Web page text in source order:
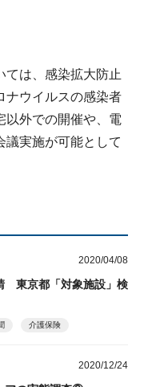
は、感染拡大防止
ナウイルスの感染者
以外での開催や、電
議実施が可能として
2020/04/08
東京都「対象施設」検
介護保険
2020/12/24